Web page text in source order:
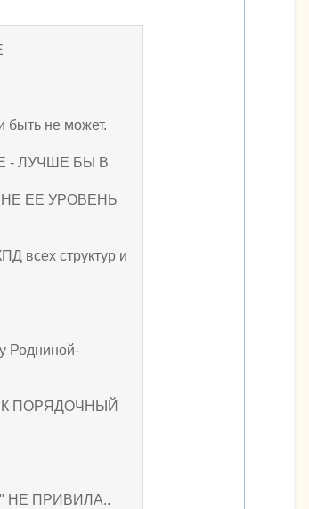
быть не может.
- ЛУЧШЕ БЫ В
ЕЕ УРОВЕНЬ
всех структур и
Родниной-
ПОРЯДОЧНЫЙ
НЕ ПРИВИЛА..